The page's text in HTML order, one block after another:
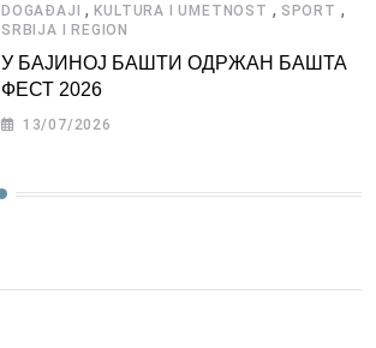
DOGAĐAJI ,KULTURA I UMETNOST , SPORT ,
SRBIJA I REGION
У БАЈИНОЈ БАШТИ ОДРЖАН БАШТА
ФЕСТ 2026
13/07/2026